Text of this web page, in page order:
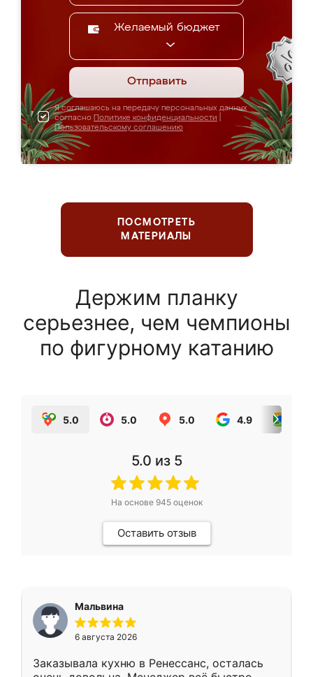
Желаемый бюджет
Отправить
Я соглашаюсь на передачу персональных данных
согласно Политике конфиденциальности
Пользовательскому соглашению
ПОСМОТРЕТЬ
МАТЕРИАЛЫ
Держим планку
серьезнее, чем чемпионы
по фигурному катанию
5.0 5.0 5.0 4.9
5.0 из 5
На основе 945оценок
Оставить отзыв
Мальвина
6 августа 2026
Заказывала кухню в Ренессанс, осталась